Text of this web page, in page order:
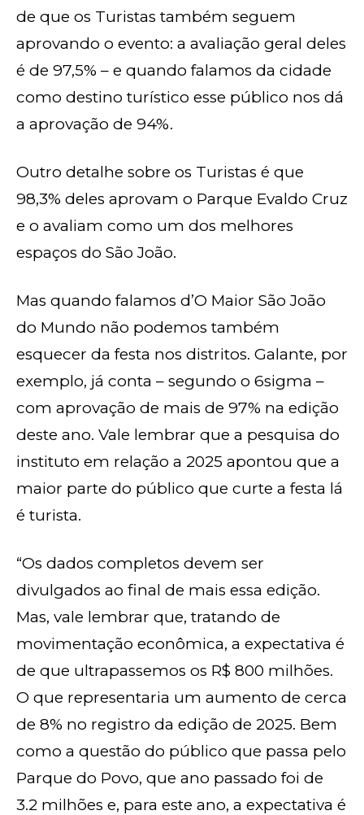
de que os Turistas também seguem
aprovando o evento: a avaliação geral deles
é de 97,5% – e quando falamos da cidade
como destino turístico esse público nos dá
a aprovação de 94%.
Outro detalhe sobre os Turistas é que
98,3% deles aprovam o Parque Evaldo Cruz
e o avaliam como um dos melhores
espaços do São João.
Mas quando falamos d’O Maior São João
do Mundo não podemos também
esquecer da festa nos distritos. Galante, por
exemplo, já conta – segundo o 6sigma –
com aprovação de mais de 97% na edição
deste ano. Vale lembrar que a pesquisa do
instituto em relação a 2025 apontou que a
maior parte do público que curte a festa lá
é turista.
“Os dados completos devem ser
divulgados ao final de mais essa edição.
Mas, vale lembrar que, tratando de
movimentação econômica, a expectativa é
de que ultrapassemos os R$ 800 milhões.
O que representaria um aumento de cerca
de 8% no registro da edição de 2025. Bem
como a questão do público que passa pelo
Parque do Povo, que ano passado foi de
3.2 milhões e, para este ano, a expectativa é